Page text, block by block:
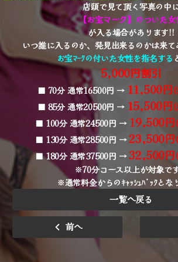
店頭で見て頂く写真の中
【お宝マーク】のついた女
が入る場合があります!!
いつ誰に入るのか、発見出来るのかは来て
お宝ﾏｰｸの付いた女性を指名する
5,000円割引
■ 70分 通常16500円 → 11,500円
■ 85分 通常20500円 → 15,500円
■ 100分 通常24500円 → 19,500円
■ 130分 通常28500円 →23,500円
■ 180分 通常37500円 →32,500円
※70分コース以上が対象です
※通常料金からのｷｬｯｼｭﾊﾞｯｸとな
前へ
一覧へ戻る